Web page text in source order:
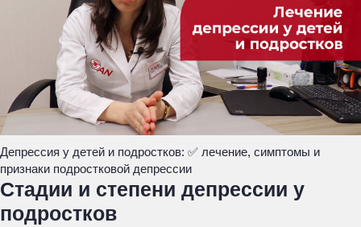
Депрессия у детей и подростков: ✅ лечение, симптомы и
признаки подростковой депрессии
Стадии и степени депрессии у
подростков